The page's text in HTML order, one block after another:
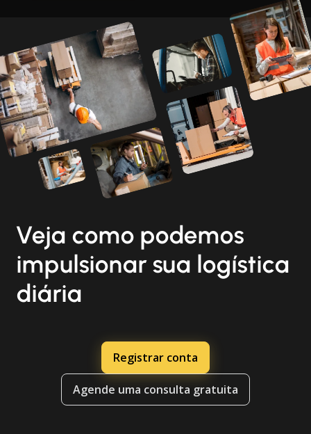
Veja como podemos
impulsionar sua logística
diária
Registrar conta
Agende uma consulta gratuita